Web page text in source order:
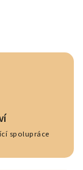
spolupráce